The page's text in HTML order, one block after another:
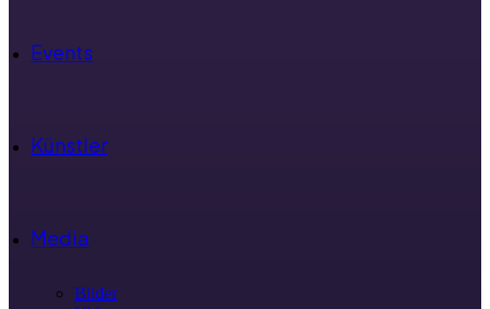
Events
Künstler
Media
Bilder